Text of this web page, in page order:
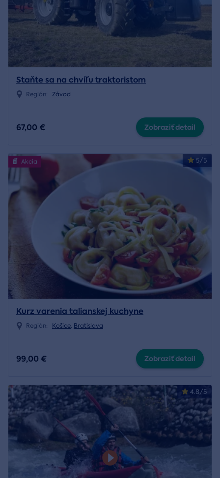
Staňte sa na chvíľu traktoristom
Región: Závod
67,00 € Zobraziť detail
5/5
Akcia
Kurz varenia talianskej kuchyne
Región: Košice, Bratislava
99,00 € Zobraziť detail
4.8/5